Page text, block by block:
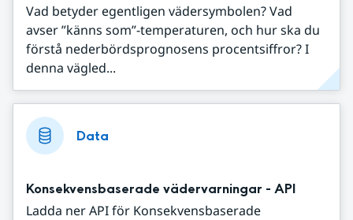
Vad betyder egentligen vädersymbolen? Vad
avser ”känns som”-temperaturen, och hur ska du
förstå nederbördsprognosens procentsiffror? I
denna vägled...
Data
Konsekvensbaserade vädervarningar - API
Ladda ner API för Konsekvensbaserade